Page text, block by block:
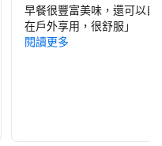
早餐很豐富美味，還可以自
在戶外享用，很舒服 」
閱讀更多